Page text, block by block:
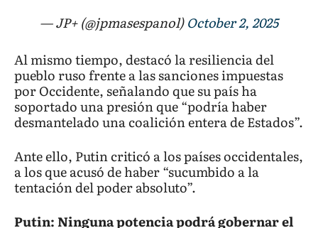
— JP+ (@jpmasespanol)October 2, 2025
Al mismo tiempo, destacó la resiliencia del
pueblo ruso frente a las sanciones impuestas
por Occidente, señalando que su país ha
soportado una presión que “podría haber
desmantelado una coalición entera de Estados”.
Ante ello, Putin criticó a los países occidentales,
a los que acusó de haber “sucumbido a la
tentación del poder absoluto”.
Putin: Ninguna potencia podrá gobernar el